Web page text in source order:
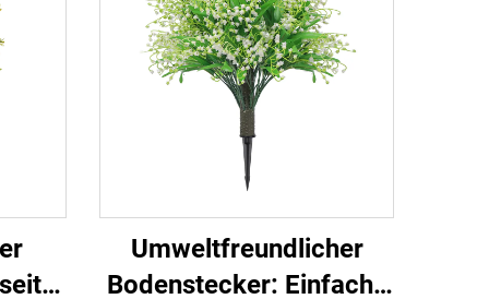
Umweltfreundlicher
Bodenstecker: Einfache